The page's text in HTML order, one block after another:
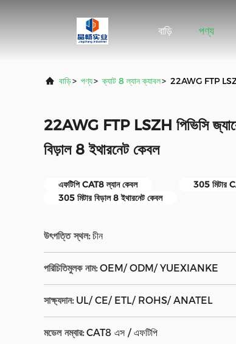
বাড়ি পণ্য
বাড়ি> পণ্য> ক্যাট 8 ল্যান ক্যাবল> 22AWG FTP
22AWG FTP LSZH পিভিসি
বিড়াল 8 ইথারনেট কেবল
এফটিপি CAT8 ল্যান কেবল
305 মিটার
305 মিটার বিড়াল 8 ইথারনেট কেবল
উৎপত্তি স্থল: চীন
পরিচিতিমুলক নাম: OEM/ ODM/ YUEXIANKE
সাক্ষ্যদান: UL/ CE/ ETL/ ROHS/ ANATEL
মডেল নম্বার: CAT8 এস / এফটিপি